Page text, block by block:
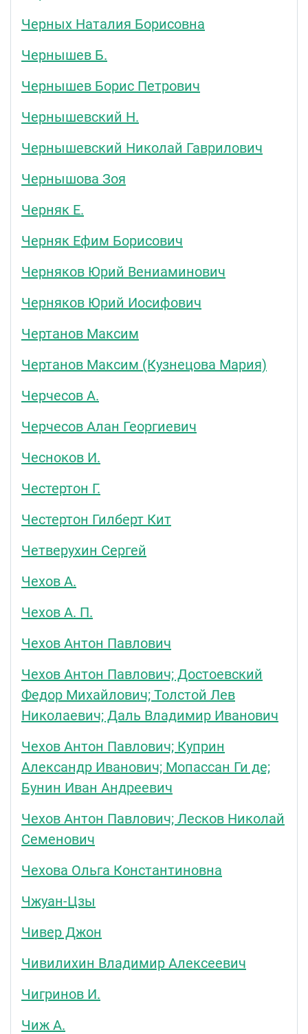
Черных Наталия Борисовна
Чернышев Б.
Чернышев Борис Петрович
Чернышевский Н.
Чернышевский Николай Гаврилович
Чернышова Зоя
Черняк Е.
Черняк Ефим Борисович
Черняков Юрий Вениаминович
Черняков Юрий Иосифович
Чертанов Максим
Чертанов Максим (Кузнецова Мария)
Черчесов А.
Черчесов Алан Георгиевич
Чесноков И.
Честертон Г.
Честертон Гилберт Кит
Четверухин Сергей
Чехов А.
Чехов А. П.
Чехов Антон Павлович
Чехов Антон Павлович; Достоевский
Федор Михайлович; Толстой Лев
Николаевич; Даль Владимир Иванович
Чехов Антон Павлович; Куприн
Александр Иванович; Мопассан Ги де;
Бунин Иван Андреевич
Чехов Антон Павлович; Лесков Николай
Семенович
Чехова Ольга Константиновна
Чжуан-Цзы
Чивер Джон
Чивилихин Владимир Алексеевич
Чигринов И.
Чиж А.